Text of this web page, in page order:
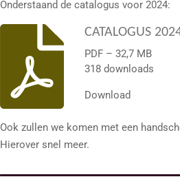
Onderstaand de catalogus voor 2024:
CATALOGUS
PDF – 32,7 MB
318 downloads
Download
Ook zullen we komen met een
Hierover snel meer.